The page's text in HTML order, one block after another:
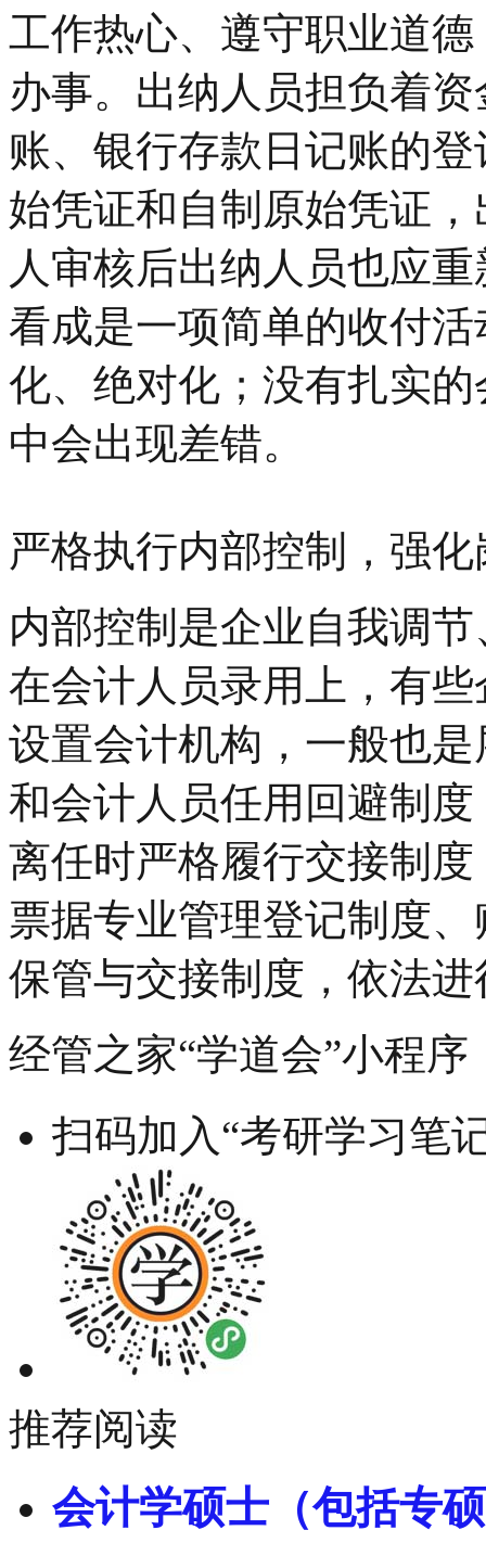
工作热心、遵守职业道
办事。出纳人员担负着
账、银行存款日记账的
始凭证和自制原始凭证
人审核后出纳人员也应
看成是一项简单的收付
化、绝对化；没有扎实
中会出现差错。
严格执行内部控制，强
内部控制是企业自我调
在会计人员录用上，有
设置会计机构，一般也
和会计人员任用回避制
离任时严格履行交接制
票据专业管理登记制度
保管与交接制度，依法
经管之家“学道会”小程序
扫码加入“考研学习笔
推荐阅读
会计学硕士（包括专